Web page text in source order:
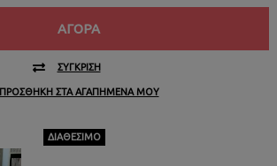
ΑΓΟΡΆ
ΣΎΓΚΡΙΣΗ
ΠΡΟΣΘΉΚΗ ΣΤΑ ΑΓΑΠΗΜΈΝΑ ΜΟΥ
ΔΙΑΘΈΣΙΜΟ